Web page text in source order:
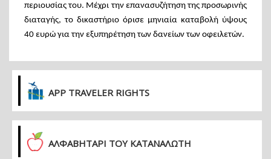
περιουσίας του. Μέχρι την επανασυζήτηση της προσωρινής
διαταγής, το δικαστήριο όρισε μηνιαία καταβολή ύψους
40 ευρώ για την εξυπηρέτηση των δανείων των οφειλετών.
APP TRAVELER RIGHTS
ΑΛΦΑΒΗΤΑΡΙ ΤΟΥ ΚΑΤΑΝΑΛΩΤΗ